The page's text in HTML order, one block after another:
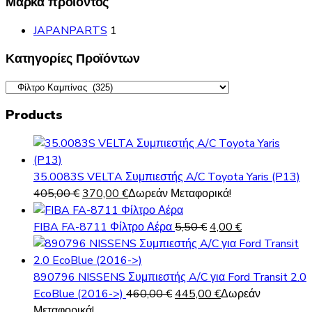
JAPANPARTS 1
Κατηγορίες Προϊόντων
Products
35.0083S VELTA Συμπιεστής A/C Toyota Yaris (P13)
405,00€Original
price
was:
405,00 €.
370,00 €Η
τρέχουσα
τιμή
είναι:
370,00 €.
Δωρεάν Μεταφορικά!
FIBA FA-8711 Φίλτρο Αέρα5,50€Original
price
5,50 €.
4,00 €Η
τρέχουσα
είναι:
4,00 €.
890796 NISSENS Συμπιεστής A/C για Ford Transit 2.0
EcoBlue (2016->) 460,00€Original
445,00 €Η
Δωρεάν